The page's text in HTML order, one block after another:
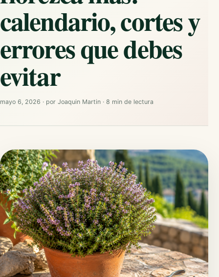
calendario, cortes y
errores que debes
evitar
mayo 6, 2026 · por Joaquin Martin · 8 min de lectura